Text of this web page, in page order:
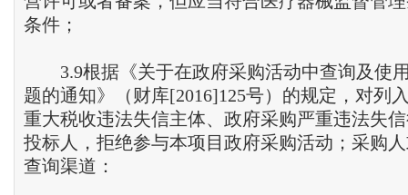
条件；
3.9根据《关于在政府采购活动中查询及使
题的通知》（财库[2016]125号）的规定，对列
重大税收违法失信主体、政府采购严重违法失
投标人，拒绝参与本项目政府采购活动；采购
查询渠道：